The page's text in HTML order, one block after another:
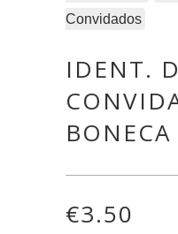
Convidados
IDENT.
€3.50